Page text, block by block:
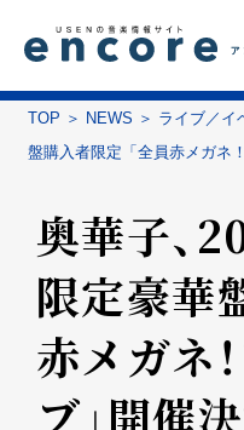
TOP NEWS ライブ／イ
盤購入者限定「全員赤メガネ
奥華子、
限定豪華
赤メガネ
ブ」開催決